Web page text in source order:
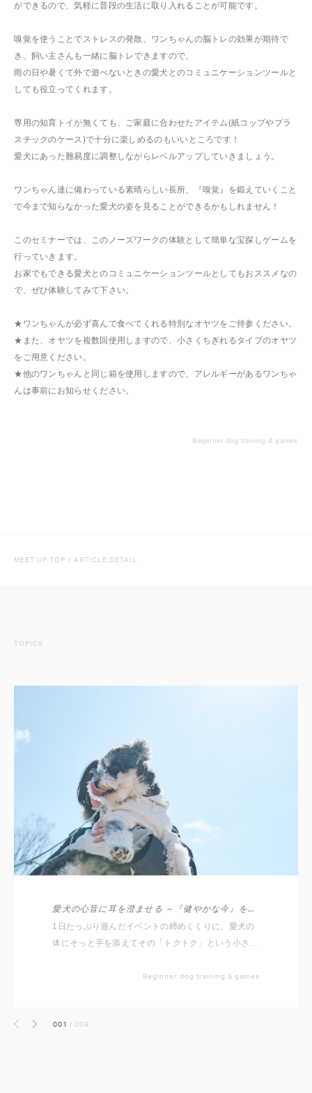
ができるので、気軽に普段の生活に取り入れることが可能です。
嗅覚を使うことでストレスの発散、ワンちゃんの脳トレの効果が期待で
き、飼い主さんも一緒に脳トレできますので、
雨の日や暑くて外で遊べないときの愛犬とのコミュニケーションツールと
しても役立ってくれます。
専用の知育トイが無くても、ご家庭に合わせたアイテム(紙コップやプラ
スチックのケース)で十分に楽しめるのもいいところです！
愛犬にあった難易度に調整しながらレベルアップしていきましょう。
ワンちゃん達に備わっている素晴らしい長所、『嗅覚』を鍛えていくこと
で今まで知らなかった愛犬の姿を見ることができるかもしれません！
このセミナーでは、このノーズワークの体験として簡単な宝探しゲームを
行っていきます。
お家でもできる愛犬とのコミュニケーションツールとしてもおススメなの
で、ぜひ体験してみて下さい。
★ワンちゃんが必ず喜んで食べてくれる特別なオヤツをご持参ください。
★また、オヤツを複数回使用しますので、小さくちぎれるタイプのオヤツ
をご用意ください。
★他のワンちゃんと同じ箱を使用しますので、アレルギーがあるワンちゃ
んは事前にお知らせください。
Beginner dog training & games
MEET UP TOP / ARTICLE DETAIL
TOPICS
愛犬の心音に耳を澄ませる ～『健やかな今』を守る、お家バイタルチェック～
1日たっぷり遊んだイベントの締めくくりに、愛犬の
体にそっと手を添えてその「トクトク」という小さな
Beginner dog training & games
前へ 次へ 001 /006